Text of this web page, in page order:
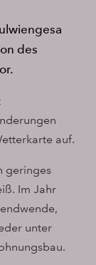
des
auf.
geringes
Im Jahr
unter